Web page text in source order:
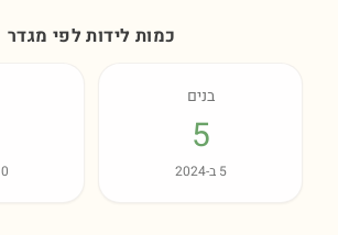
כמות לידות לפי מגדר
בנים
5
5 ב-2024
0